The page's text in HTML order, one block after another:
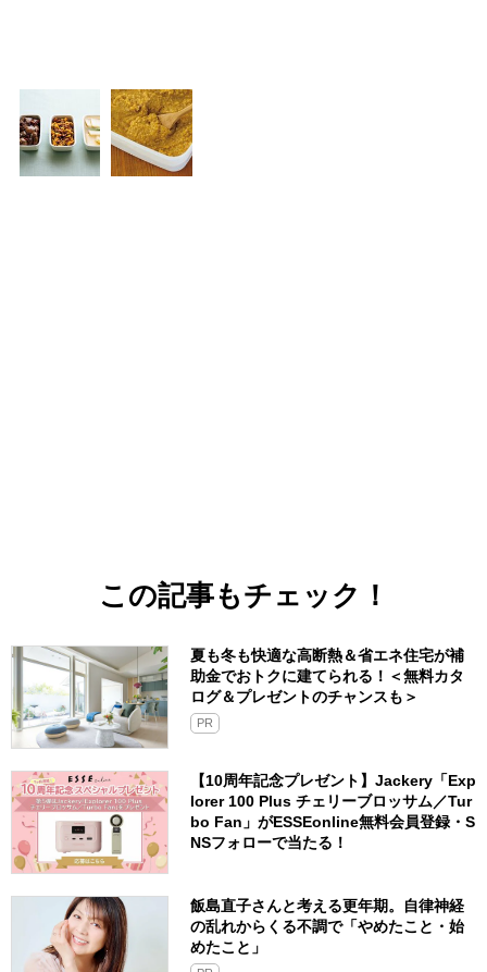
この記事もチェック！
夏も冬も快適な高断熱＆省エネ住宅が補
助金でおトクに建てられる！＜無料カタ
ログ＆プレゼントのチャンスも＞
PR
【10周年記念プレゼント】Jackery「Exp
lorer 100 Plus チェリーブロッサム／Tur
bo Fan」がESSEonline無料会員登録・S
NSフォローで当たる！
飯島直子さんと考える更年期。自律神経
の乱れからくる不調で「やめたこと・始
めたこと」